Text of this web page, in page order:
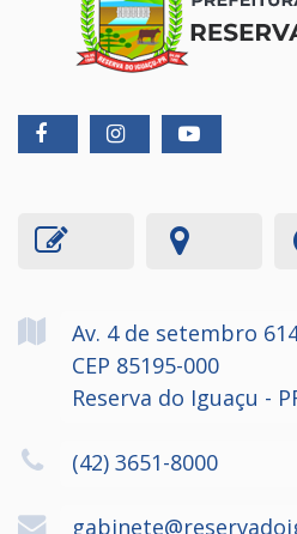
Av. 4 de setembro
CEP 85195-000
Reserva do Iguaçu -
(42) 3651-8000